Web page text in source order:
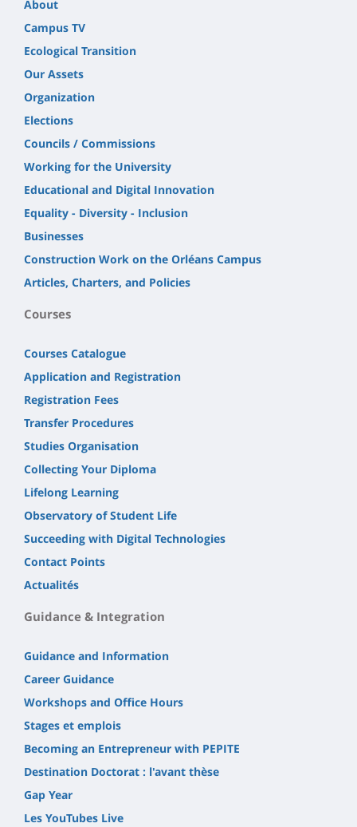
About
Campus TV
Ecological Transition
Our Assets
Organization
Elections
Councils / Commissions
Working for the University
Educational and Digital Innovation
Equality - Diversity - Inclusion
Businesses
Construction Work on the Orléans Campus
Articles, Charters, and Policies
Courses
Courses Catalogue
Application and Registration
Registration Fees
Transfer Procedures
Studies Organisation
Collecting Your Diploma
Lifelong Learning
Observatory of Student Life
Succeeding with Digital Technologies
Contact Points
Actualités
Guidance & Integration
Guidance and Information
Career Guidance
Workshops and Office Hours
Stages et emplois
Becoming an Entrepreneur with PEPITE
Destination Doctorat : l'avant thèse
Gap Year
Les YouTubes Live